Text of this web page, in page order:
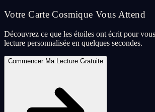
Votre Carte Cosmique Vous Attend
Découvrez ce que les étoiles ont écrit pour
lecture personnalisée en quelques secondes.
Commencer Ma Lecture Gratuite